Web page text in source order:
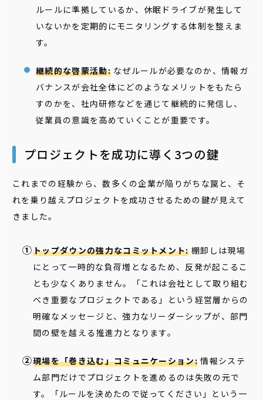
ルールに準拠しているか、休眠ドライブが発生して
いないかを定期的にモニタリングする体制を整えま
す。
継続的な啓蒙活動:なぜルールが必要なのか、情報ガ
バナンスが会社全体にどのようなメリットをもたら
すのかを、社内研修などを通じて継続的に発信し、
従業員の意識を高めていくことが重要です。
プロジェクトを成功に導く3つの鍵
これまでの経験から、数多くの企業が陥りがちな罠と、そ
れを乗り越えプロジェクトを成功させるための鍵が見えて
きました。
トップダウンの強力なコミットメント:棚卸しは現場
にとって一時的な負荷増となるため、反発が起こるこ
とも少なくありません。「これは会社として取り組む
べき重要なプロジェクトである」という経営層からの
明確なメッセージと、強力なリーダーシップが、部門
間の壁を越える推進力となります。
現場を「巻き込む」コミュニケーション: 情報システ
ム部門だけでプロジェクトを進めるのは失敗の元で
す。「ルールを決めたので従ってください」という一